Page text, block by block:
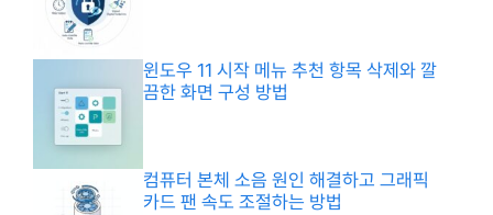
윈도우 11 시작 메뉴 추천 항목 삭제와 깔
끔한 화면 구성 방법
컴퓨터 본체 소음 원인 해결하고 그래픽
카드 팬 속도 조절하는 방법